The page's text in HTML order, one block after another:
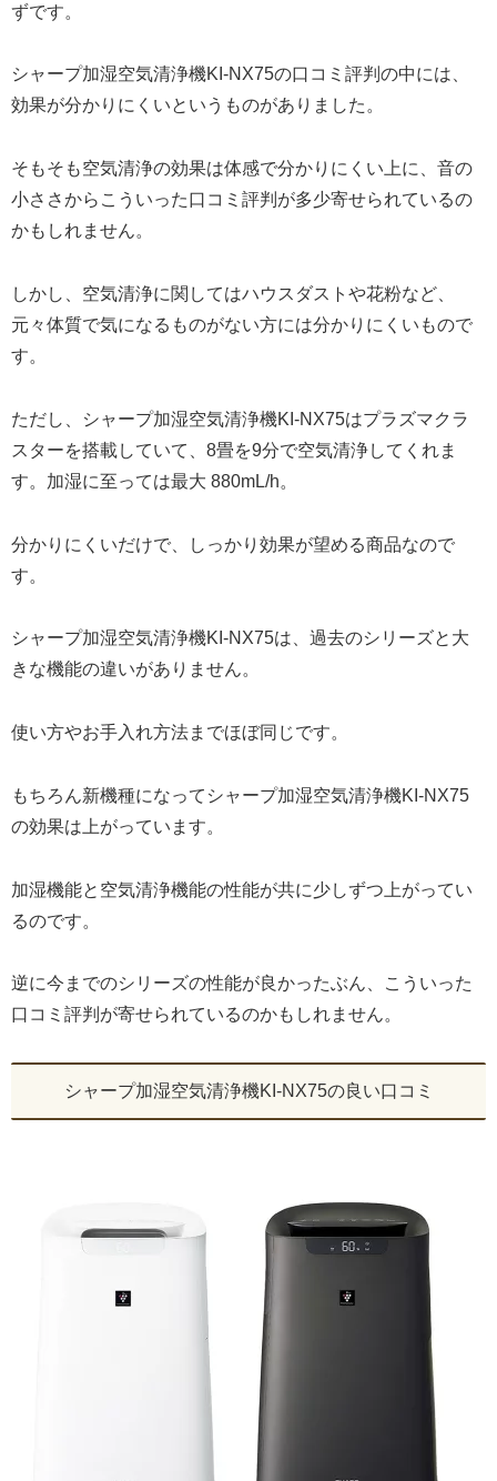
ずです。
シャープ加湿空気清浄機KI-NX75の口コミ評判の中には、
効果が分かりにくいというものがありました。
そもそも空気清浄の効果は体感で分かりにくい上に、音の
小ささからこういった口コミ評判が多少寄せられているの
かもしれません。
しかし、空気清浄に関してはハウスダストや花粉など、
元々体質で気になるものがない方には分かりにくいもので
す。
ただし、シャープ加湿空気清浄機KI-NX75はプラズマクラ
スターを搭載していて、8畳を9分で空気清浄してくれま
す。加湿に至っては最大 880mL/h。
分かりにくいだけで、しっかり効果が望める商品なので
す。
シャープ加湿空気清浄機KI-NX75は、過去のシリーズと大
きな機能の違いがありません。
使い方やお手入れ方法までほぼ同じです。
もちろん新機種になってシャープ加湿空気清浄機KI-NX75
の効果は上がっています。
加湿機能と空気清浄機能の性能が共に少しずつ上がってい
るのです。
逆に今までのシリーズの性能が良かったぶん、こういった
口コミ評判が寄せられているのかもしれません。
シャープ加湿空気清浄機KI-NX75の良い口コミ